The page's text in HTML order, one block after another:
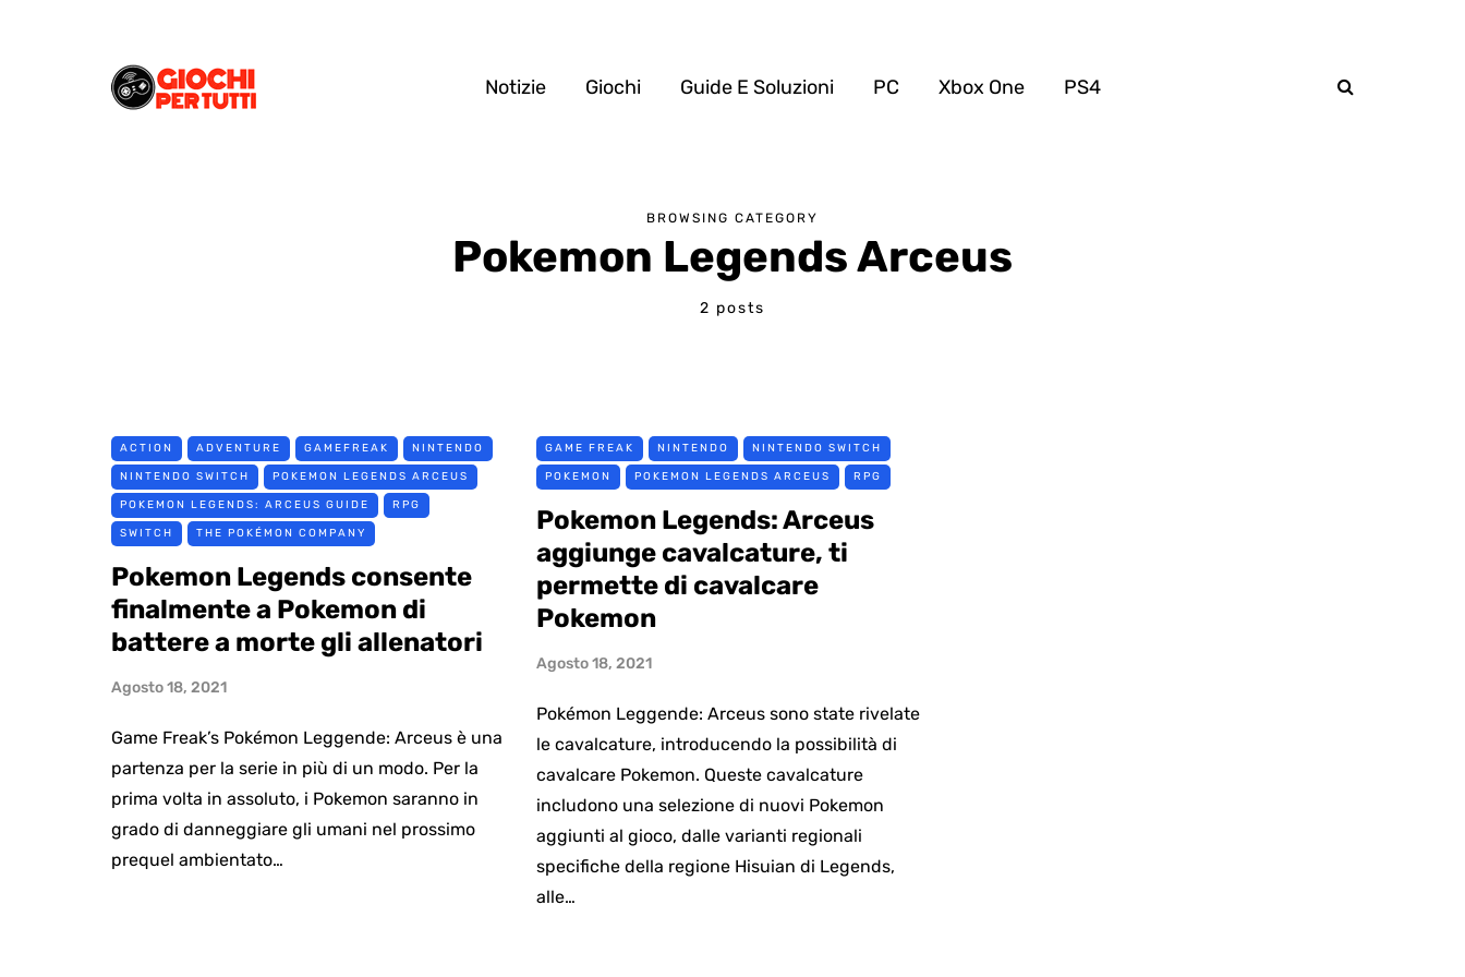
Notizie Giochi Guide E Soluzioni PC Xbox One PS4
BROWSING CATEGORY
Pokemon Legends Arceus
2 posts
ACTION ADVENTURE GAMEFREAK NINTENDO
NINTENDO SWITCH POKEMON LEGENDS ARCEUS
POKEMON LEGENDS: ARCEUS GUIDE RPG
SWITCH THE POKÉMON COMPANY
Pokemon Legends consente
finalmente a Pokemon di
battere a morte gli allenatori
Agosto 18, 2021
Game Freak’s Pokémon Leggende: Arceus è una
partenza per la serie in più di un modo. Per la
prima volta in assoluto, i Pokemon saranno in
grado di danneggiare gli umani nel prossimo
prequel ambientato…
GAME FREAK NINTENDO NINTENDO SWITCH
POKEMON POKEMON LEGENDS ARCEUS RPG
Pokemon Legends: Arceus
aggiunge cavalcature, ti
permette di cavalcare
Pokemon
Agosto 18, 2021
Pokémon Leggende: Arceus sono state rivelate
le cavalcature, introducendo la possibilità di
cavalcare Pokemon. Queste cavalcature
includono una selezione di nuovi Pokemon
aggiunti al gioco, dalle varianti regionali
specifiche della regione Hisuian di Legends,
alle…